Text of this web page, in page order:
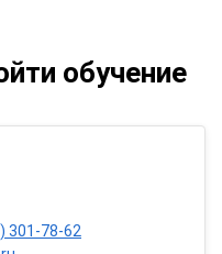
обучение
301-78-62